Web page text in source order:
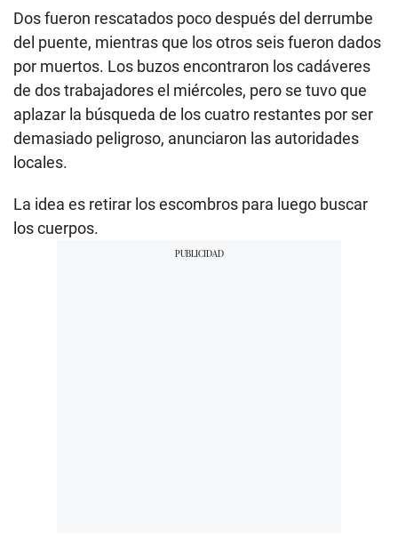
Dos fueron rescatados poco después del derrumbe
del puente, mientras que los otros seis fueron dados
por muertos. Los buzos encontraron los cadáveres
de dos trabajadores el miércoles, pero se tuvo que
aplazar la búsqueda de los cuatro restantes por ser
demasiado peligroso, anunciaron las autoridades
locales.
La idea es retirar los escombros para luego buscar
los cuerpos.